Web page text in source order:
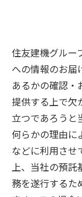
住友建機グルー
への情報のお届
あるかの確認
提供する上で欠
立つであろうと
何らかの理由に
などに利用させ
上、当社の預
務を遂行するた